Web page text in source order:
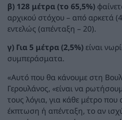
β) 128 μέτρα (το 65,5%)
αρχικού στόχου – από αρκετά
εντελώς (απένταξη – 20).
γ) Για 5 μέτρα (2,5%) είναι
συμπεράσματα.
«Αυτό που θα κάνουμε στη
Γερουλάνος, «είναι να
τους λόγια, για κάθε μέτρο που
έκπτωση ή απένταξη, το αν